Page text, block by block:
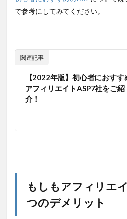
で参考にしてみてください。
関連記事
【2022年版】初心者におすす
アフィリエイトASP7社をご紹
介！
もしもアフィリエ
つのデメリット